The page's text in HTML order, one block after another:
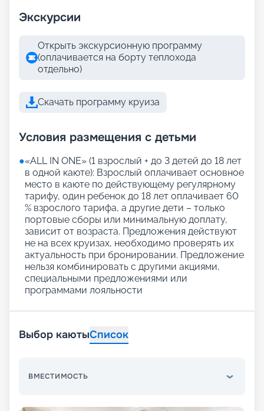
Экскурсии
Открыть экскурсионную программу
(оплачивается на борту теплохода
отдельно)
Скачать программу круиза
Условия размещения с детьми
●«АLL IN ONE» (1 взрослый + до 3 детей до 18 лет
в одной каюте): Взрослый оплачивает основное
место в каюте по действующему регулярному
тарифу, один ребенок до 18 лет оплачивает 60
% взрослого тарифа, а другие дети – только
портовые сборы или минимальную доплату,
зависит от возраста. Предложения действуют
не на всех круизах, необходимо проверять их
актуальность при бронировании. Предложение
нельзя комбинировать с другими акциями,
специальными предложениями или
программами лояльности
Выбор каютыСписок
ВМЕСТИМОСТЬ